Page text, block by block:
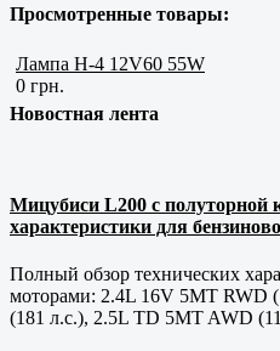
Просмотренные товары:
Лампа H-4 12V60 55W
0 грн.
Новостная лента
Мицубиси L200 с полуторной
характеристики для
Полный обзор технических
моторами: 2.4L 16V 5MT RWD
(181 л.с.), 2.5L TD 5MT AWD